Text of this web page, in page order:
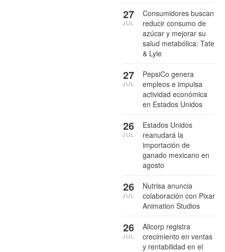
Consumidores buscan
reducir consumo de
azúcar y mejorar su
salud metabólica: Tate
& Lyle
27
JUL
PepsiCo genera
empleos e impulsa
actividad económica
en Estados Unidos
27
JUL
Estados Unidos
reanudará la
importación de
ganado mexicano en
agosto
26
JUL
Nutrisa anuncia
colaboración con Pixar
Animation Studios
26
JUL
Alicorp registra
crecimiento en ventas
y rentabilidad en el
26
JUL